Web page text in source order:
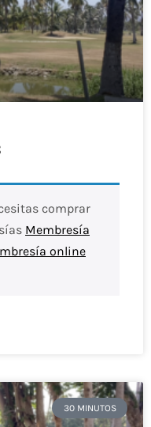
comprar
Membresía
online
30 MINUTOS